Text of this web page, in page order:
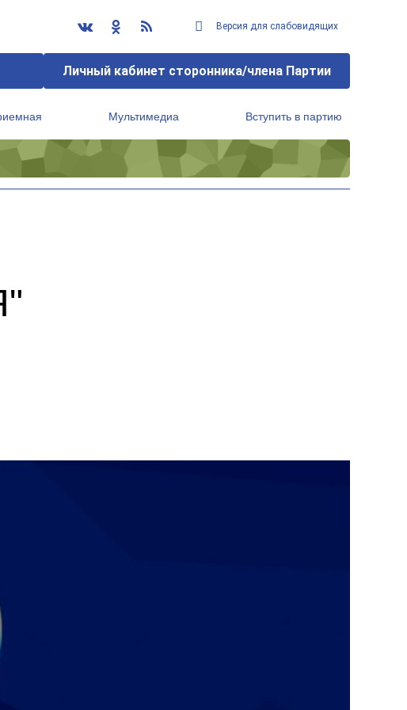
Версия для слабовидящих
Личный кабинет сторонника/члена Партии
Мультимедиа Вступить в партию